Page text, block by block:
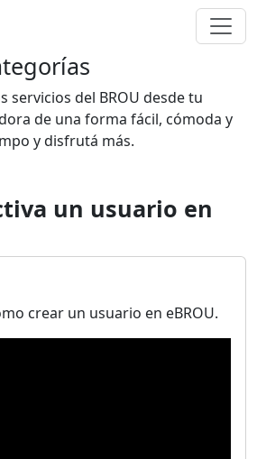
servicios del BROU desde tu
de una forma fácil, cómoda y
y disfrutá más.
un usuario en
crear un usuario en eBROU.